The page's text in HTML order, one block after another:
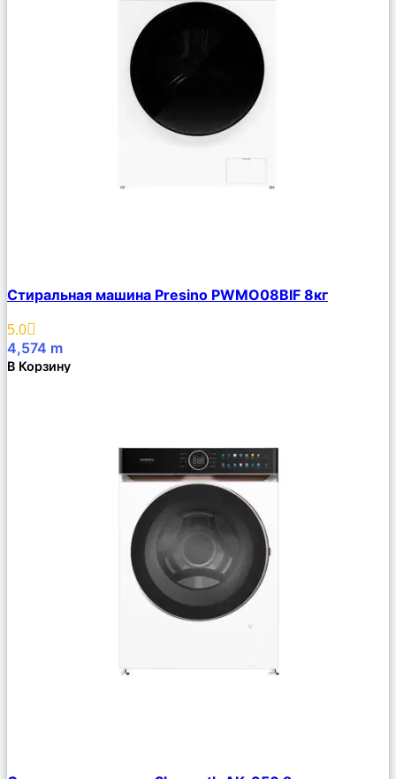
Описание
Избранное
Стиральная машина Presino PWMO08BIF 8кг
5.0
4,574 m
В Корзину